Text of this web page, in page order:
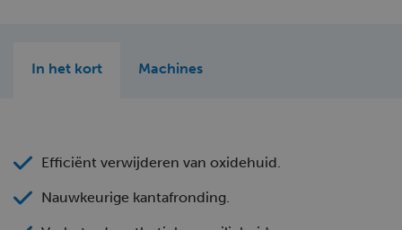
In het kort Machines
Efficiënt verwijderen van oxidehuid.
Nauwkeurige kantafronding.